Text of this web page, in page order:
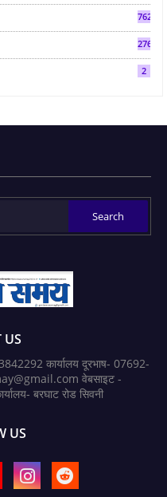
7624
2763
2
US
कार्यालय दूरभाष- 07692-
वेबसाइट -
बरघाट रोड सिवनी
US